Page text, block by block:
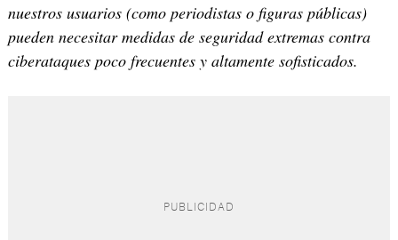
nuestros usuarios (como periodistas o figuras públicas)
pueden necesitar medidas de seguridad extremas contra
ciberataques poco frecuentes y altamente sofisticados.